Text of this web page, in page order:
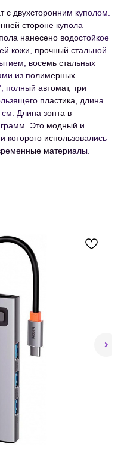
с двухсторонним куполом.
стороне купола
нанесено водостойкое
кожи, прочный стальной
восемь стальных
из полимерных
полный автомат, три
пластика, длина
Длина зонта в
Это модный и
которого использовались
материалы.